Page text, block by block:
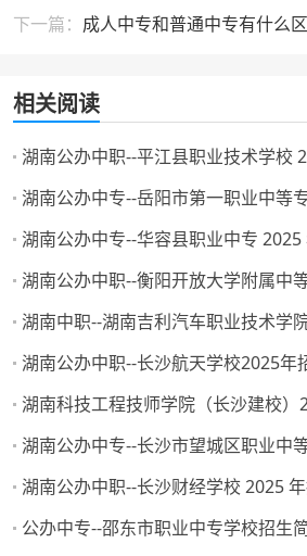
下一篇： 成人中专和普通中专有什么区
相关阅读
湖南公办中职--平江县职业技术学校
湖南公办中专--华容县职业中专
湖南公办中职--长沙航天学校2025年
湖南科技工程技师学院（长沙建校）
湖南公办中职--长沙财经学校 2025
公办中专--邵东市职业中专学校招生